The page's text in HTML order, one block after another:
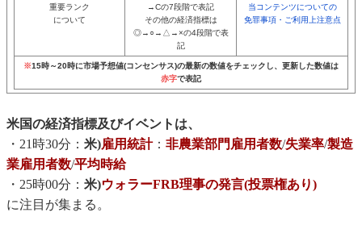
重要ランク
について
→Cの7段階で表記
その他の経済指標は
◎→○→△→×の4段階で表
記
当コンテンツについての
免罪事項・ご利用上注意点
※15時～20時に市場予想値(コンセンサス)の最新の数値をチェックし、更新した数値は
赤字で表記
米国の経済指標及びイベントは、
・21時30分： 米)雇用統計： 非農業部門雇用者数/失業率/製造
業雇用者数/平均時給
・25時00分： 米)ウォラーFRB理事の発言(投票権あり)
に注目が集まる。